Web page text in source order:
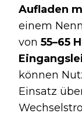
Aufladen
einem
von 55–65
können
Einsatz